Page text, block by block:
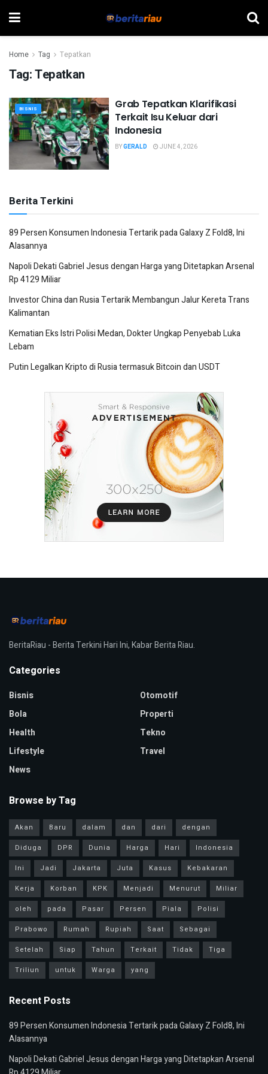
Home Tag Tepatkan
Tag:Tepatkan
BISNIS
Grab Tepatkan Klarifikasi
Terkait Isu Keluar dari
Indonesia
BYGERALD JUNE 4, 2026
Berita Terkini
89 Persen Konsumen Indonesia Tertarik pada Galaxy Z Fold8, Ini
Alasannya
Napoli Dekati Gabriel Jesus dengan Harga yang Ditetapkan Arsenal
Rp 4129 Miliar
Investor China dan Rusia Tertarik Membangun Jalur Kereta Trans
Kalimantan
Kematian Eks Istri Polisi Medan, Dokter Ungkap Penyebab Luka
Lebam
Putin Legalkan Kripto di Rusia termasuk Bitcoin dan USDT
BeritaRiau - Berita Terkini Hari Ini, Kabar Berita Riau.
Categories
Bisnis
Bola
Health
Lifestyle
News
Otomotif
Properti
Tekno
Travel
Browse by Tag
Akan Baru dalam dan dari
dengan
Diduga
DPR Dunia Harga Hari
Indonesia
Ini
Jadi Jakarta Juta Kasus
Kebakaran
Kerja
Korban KPK Menjadi Menurut
Miliar
oleh
pada Pasar Persen Piala
Polisi
Prabowo
Rumah Rupiah Saat
Sebagai
Setelah
Siap Tahun Terkait Tidak
Tiga
Triliun
untuk Warga yang
Recent Posts
89 Persen Konsumen Indonesia Tertarik pada Galaxy Z Fold8, Ini
Alasannya
Napoli Dekati Gabriel Jesus dengan Harga yang Ditetapkan Arsenal